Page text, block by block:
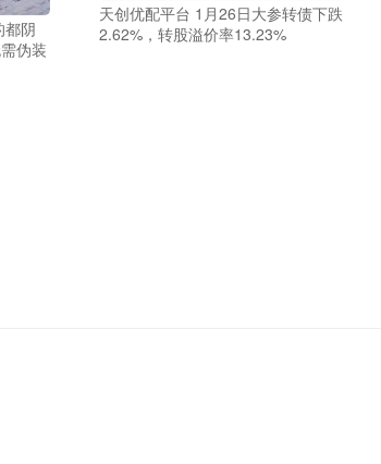
都阴
伪装
天创优配平台 1月26日大参转债下跌
2.62%，转股溢价率13.23%